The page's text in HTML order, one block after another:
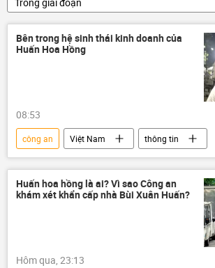
Bên trong hệ sinh thái kinh doanh của
Huấn Hoa Hồng
08:53
công an Việt Nam
thông tin
mạng xã hội
an ninh mạng
nổi tiếng
Pháp luật
vi phạm
Bộ Công an Việt Nam
Huấn hoa hồng là ai? Vì sao Công an
khám xét khẩn cấp nhà Bùi Xuân Huấn?
Hôm qua, 23:13